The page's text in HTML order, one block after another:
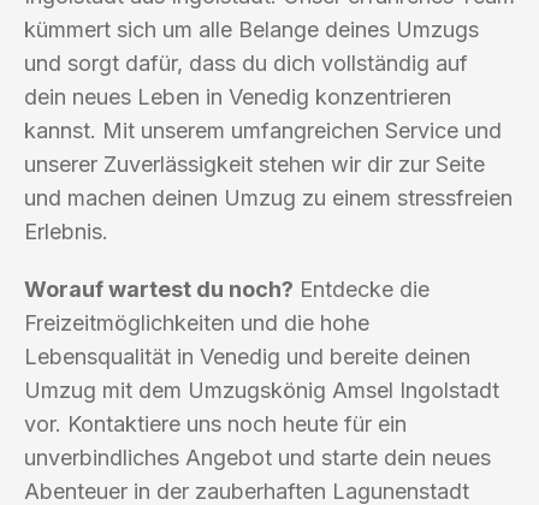
kümmert sich um alle Belange deines Umzugs
und sorgt dafür, dass du dich vollständig auf
dein neues Leben in Venedig konzentrieren
kannst. Mit unserem umfangreichen Service und
unserer Zuverlässigkeit stehen wir dir zur Seite
und machen deinen Umzug zu einem stressfreien
Erlebnis.
Worauf wartest du noch? Entdecke die
Freizeitmöglichkeiten und die hohe
Lebensqualität in Venedig und bereite deinen
Umzug mit dem Umzugskönig Amsel Ingolstadt
vor. Kontaktiere uns noch heute für ein
unverbindliches Angebot und starte dein neues
Abenteuer in der zauberhaften Lagunenstadt